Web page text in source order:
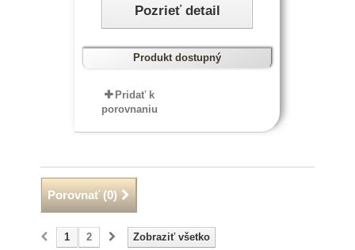
Pozrieť detail
Produkt dostupný
Pridať k
porovnaniu
Porovnať (0)
Zobraziť všetko
1 2